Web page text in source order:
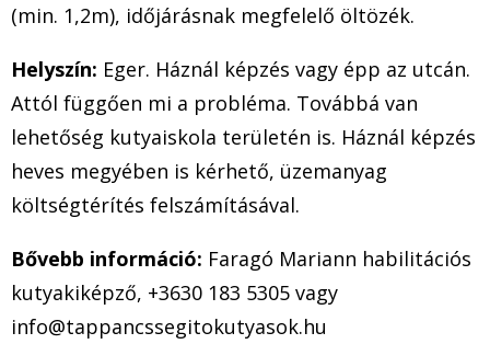
(min. 1,2m), időjárásnak megfelelő öltözék.
Helyszín: Eger. Háznál képzés vagy épp az utcán.
Attól függően mi a probléma. Továbbá van
lehetőség kutyaiskola területén is. Háznál képzés
heves megyében is kérhető, üzemanyag
költségtérítés felszámításával.
Bővebb információ: Faragó Mariann habilitációs
kutyakiképző, +3630 183 5305 vagy
info@tappancssegitokutyasok.hu